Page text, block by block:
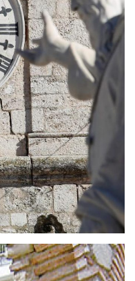
figure più invocate
nacque nel 1381
(PG)